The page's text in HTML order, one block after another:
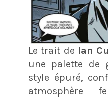
Le trait de Ian
une palette de
style épuré,
atmosphère